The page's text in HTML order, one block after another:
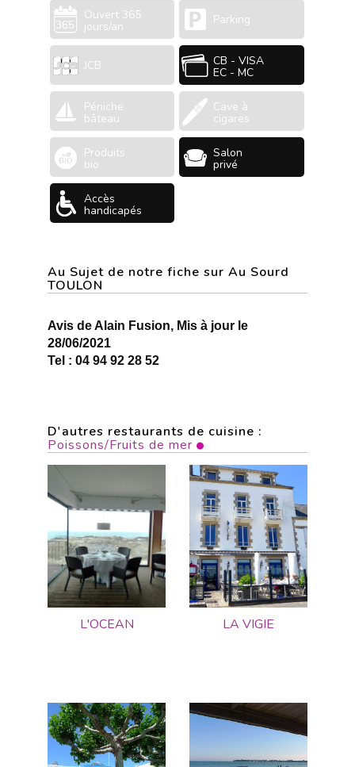
Ouvert 365
jours/an Parking
JCB CB - VISA
EC - MC
Péniche
bâteau
Cave à
cigares
Produits
bio
Salon
privé
Accès
handicapés
Au Sujet de notre fiche sur Au Sourd
TOULON
Avis de Alain Fusion, Mis à jour le
28/06/2021
Tel : 04 94 92 28 52
D'autres restaurants de cuisine :
Poissons/Fruits de mer
L'OCEAN LA VIGIE